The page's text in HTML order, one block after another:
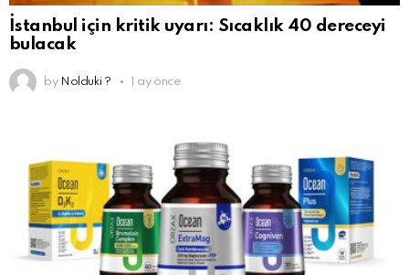
İstanbul için kritik uyarı: Sıcaklık 40 dereceyi
bulacak
by Nolduki ? 1 ay önce